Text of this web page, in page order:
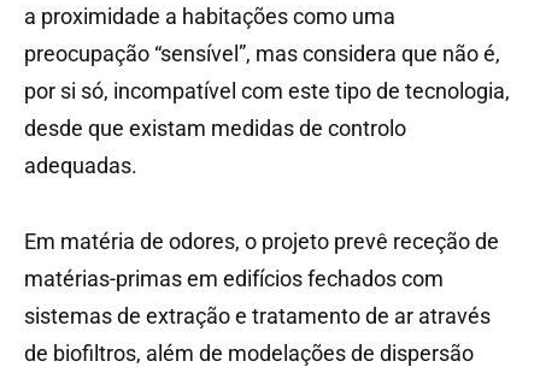
a proximidade a habitações como uma
preocupação “sensível”, mas considera que não é,
por si só, incompatível com este tipo de tecnologia,
desde que existam medidas de controlo
adequadas.
Em matéria de odores, o projeto prevê receção de
matérias-primas em edifícios fechados com
sistemas de extração e tratamento de ar através
de biofiltros, além de modelações de dispersão